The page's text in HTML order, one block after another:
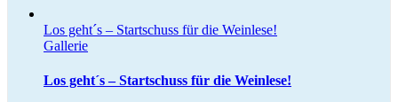
Los geht´s – Startschuss für die Weinlese!
Gallerie
Los geht´s – Startschuss für die Weinlese!